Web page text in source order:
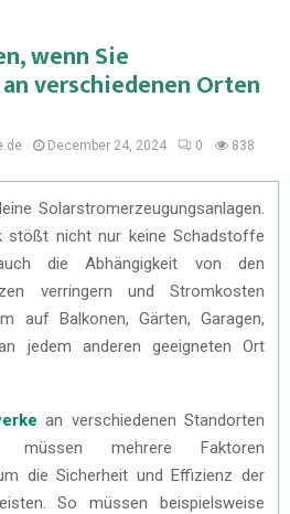
wenn Sie
verschiedenen Orten
December 24, 2024 0 838
Solarstromerzeugungsanlagen.
stößt nicht nur keine Schadstoffe
die Abhängigkeit von den
verringern und Stromkosten
auf Balkonen, Gärten, Garagen,
jedem anderen geeigneten Ort
an verschiedenen Standorten
müssen mehrere Faktoren
die Sicherheit und Effizienz der
So müssen beispielsweise